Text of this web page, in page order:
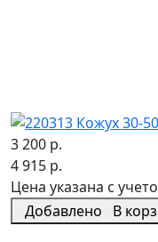
3 200 р.
4 915 р.
Цена указана с
Добавлено
В